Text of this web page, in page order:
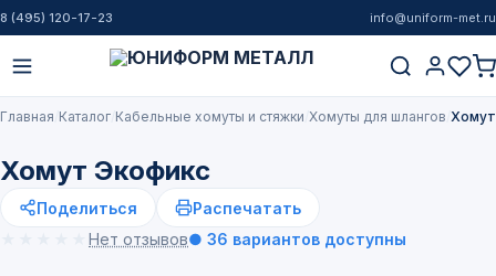
8 (495) 120-17-23 info@uniform-met.ru
Главная Каталог Кабельные хомуты и стяжки Хомуты для шлангов
Хомут Экофикс
Поделиться
Распечатать
Нет отзывов● 36 вариантов доступны